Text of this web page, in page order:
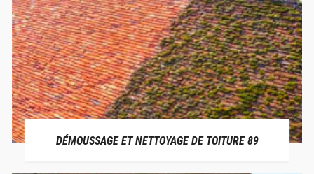
DÉMOUSSAGE ET NETTOYAGE DE TOITURE 89